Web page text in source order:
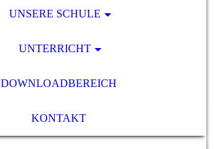
UNSERE SCHULE
UNTERRICHT
DOWNLOADBEREICH
KONTAKT